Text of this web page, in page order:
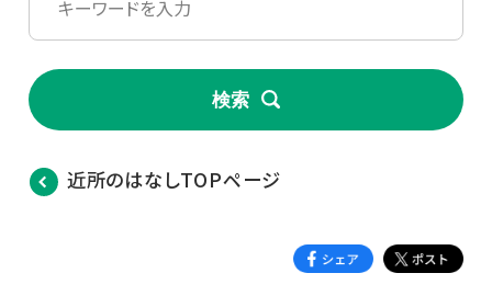
検索
近所のはなしTOPページ